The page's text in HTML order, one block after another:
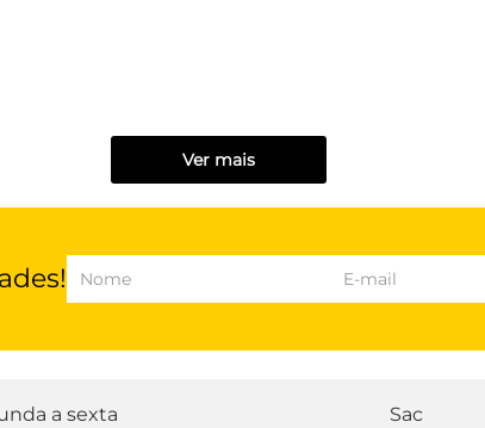
Ver mais
a sexta
Sac